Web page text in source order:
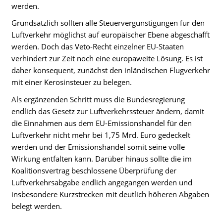
werden.
Grundsätzlich sollten alle Steuervergünstigungen für den
Luftverkehr möglichst auf europäischer Ebene abgeschafft
werden. Doch das Veto-Recht einzelner EU-Staaten
verhindert zur Zeit noch eine europaweite Lösung. Es ist
daher konsequent, zunächst den inländischen Flugverkehr
mit einer Kerosinsteuer zu belegen.
Als ergänzenden Schritt muss die Bundesregierung
endlich das Gesetz zur Luftverkehrssteuer ändern, damit
die Einnahmen aus dem EU-Emissionshandel für den
Luftverkehr nicht mehr bei 1,75 Mrd. Euro gedeckelt
werden und der Emissionshandel somit seine volle
Wirkung entfalten kann. Darüber hinaus sollte die im
Koalitionsvertrag beschlossene Überprüfung der
Luftverkehrsabgabe endlich angegangen werden und
insbesondere Kurzstrecken mit deutlich höheren Abgaben
belegt werden.